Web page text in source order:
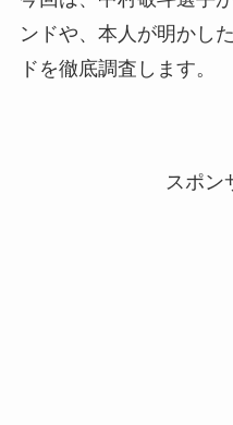
ンドや、本人が明かし
ドを徹底調査します。
スポン